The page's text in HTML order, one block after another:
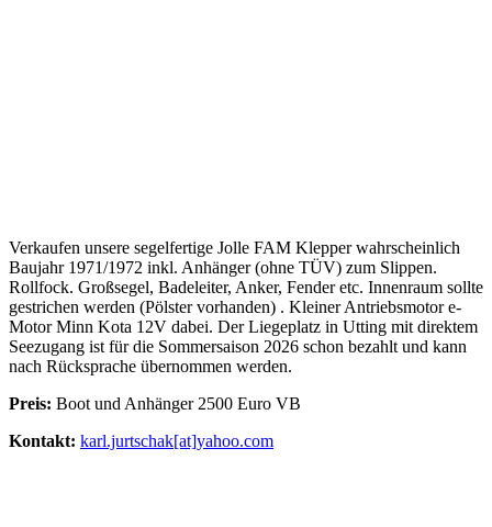
Verkaufen unsere segelfertige Jolle FAM Klepper wahrscheinlich
Baujahr 1971/1972 inkl. Anhänger (ohne TÜV) zum Slippen.
Rollfock. Großsegel, Badeleiter, Anker, Fender etc. Innenraum sollte
gestrichen werden (Pölster vorhanden) . Kleiner Antriebsmotor e-
Motor Minn Kota 12V dabei. Der Liegeplatz in Utting mit direktem
Seezugang ist für die Sommersaison 2026 schon bezahlt und kann
nach Rücksprache übernommen werden.
Preis: Boot und Anhänger 2500 Euro VB
Kontakt: karl.jurtschak[at]yahoo.com